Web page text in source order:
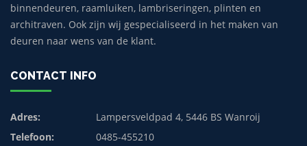
binnendeuren, raamluiken, lambriseringen, plinten en
architraven. Ook zijn wij gespecialiseerd in het maken van
deuren naar wens van de klant.
CONTACT INFO
Adres:
Lampersveldpad 4, 5446 BS Wanroij
Telefoon:
0485-455210